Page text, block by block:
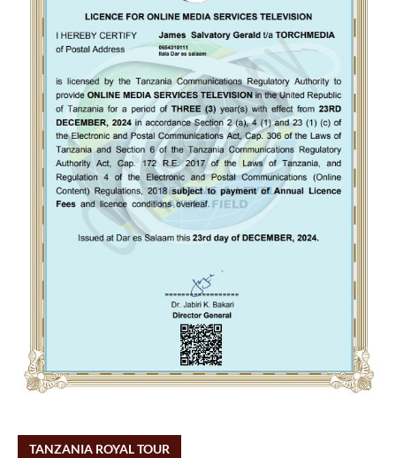
TANZANIA ROYAL TOUR